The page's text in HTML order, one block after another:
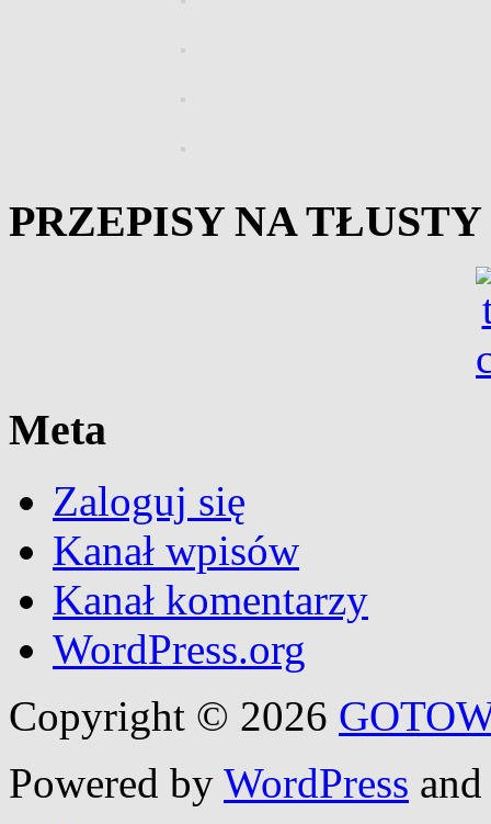
PRZEPISY NA
Meta
Zaloguj się
Kanał wpisów
Kanał komentarzy
WordPress.org
Copyright © 2026
Powered by WordPress